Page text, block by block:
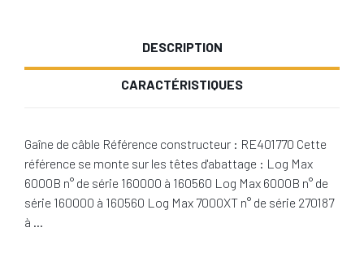
DESCRIPTION
CARACTÉRISTIQUES
Gaîne de câble Référence constructeur : RE401770 Cette
référence se monte sur les têtes d'abattage : Log Max
6000B n° de série 160000 à 160560 Log Max 6000B n° de
série 160000 à 160560 Log Max 7000XT n° de série 270187
à …